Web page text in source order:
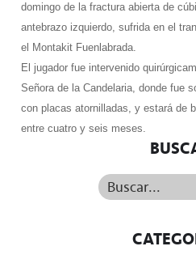
domingo de la fractura abierta de
antebrazo izquierdo, sufrida en el
el Montakit Fuenlabrada.
El jugador fue intervenido
Señora de la Candelaria, donde fue
con placas atornilladas, y estará de
entre cuatro y seis meses.
Buscar...